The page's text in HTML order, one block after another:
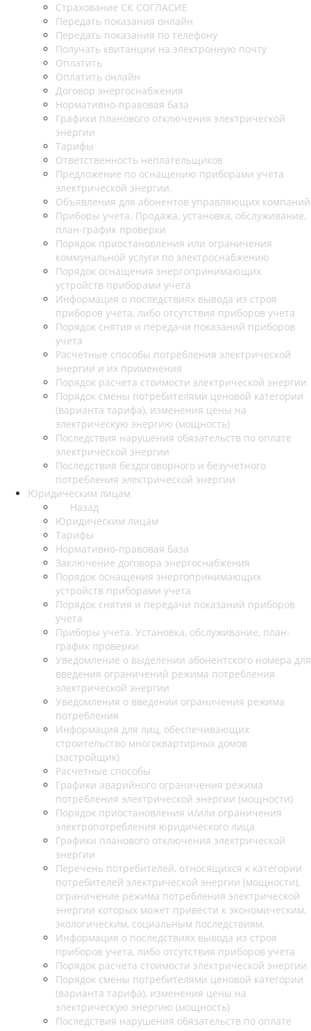
Страхование СК СОГЛАСИЕ
Передать показания онлайн
Передать показания по телефону
Получать квитанции на электронную почту
Оплатить
Оплатить онлайн
Договор энергоснабжения
Нормативно-правовая база
Графики планового отключения электрической
энергии
Тарифы
Ответственность неплательщиков
Предложение по оснащению приборами учета
электрической энергии.
Объявления для абонентов управляющих компаний
Приборы учета. Продажа, установка, обслуживание,
план-график проверки
Порядок приостановления или ограничения
коммунальной услуги по электроснабжению
Порядок оснащения энергопринимающих
устройств приборами учета
Информация о последствиях вывода из строя
приборов учета, либо отсутствия приборов учета
Порядок снятия и передачи показаний приборов
учета
Расчетные способы потребления электрической
энергии и их применения
Порядок расчета стоимости электрической энергии
Порядок смены потребителями ценовой категории
(варианта тарифа), изменения цены на
электрическую энергию (мощность)
Последствия нарушения обязательств по оплате
электрической энергии
Последствия бездоговорного и безучетного
потребления электрической энергии
Юридическим лицам
Назад
Юридическим лицам
Тарифы
Нормативно-правовая база
Заключение договора энергоснабжения
Порядок оснащения энергопринимающих
устройств приборами учета
Порядок снятия и передачи показаний приборов
учета
Приборы учета. Установка, обслуживание, план-
график проверки
Уведомление о выделении абонентского номера для
введения ограничений режима потребления
электрической энергии
Уведомления о введении ограничения режима
потребления
Информация для лиц, обеспечивающих
строительство многоквартирных домов
(застройщик)
Расчетные способы
Графики аварийного ограничения режима
потребления электрической энергии (мощности)
Порядок приостановления и/или ограничения
электропотребления юридического лица
Графики планового отключения электрической
энергии
Перечень потребителей, относящихся к категории
потребителей электрической энергии (мощности),
ограничение режима потребления электрической
энергии которых может привести к экономическим,
экологическим, социальным последствиям.
Информация о последствиях вывода из строя
приборов учета, либо отсутствия приборов учета
Порядок расчета стоимости электрической энергии
Порядок смены потребителями ценовой категории
(варианта тарифа), изменения цены на
электрическую энергию (мощность)
Последствия нарушения обязательств по оплате